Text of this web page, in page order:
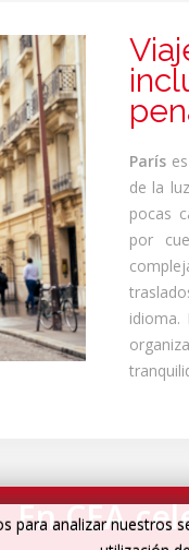
París
de la
pocas
por
idioma.
En CEA
para analizar nuestros